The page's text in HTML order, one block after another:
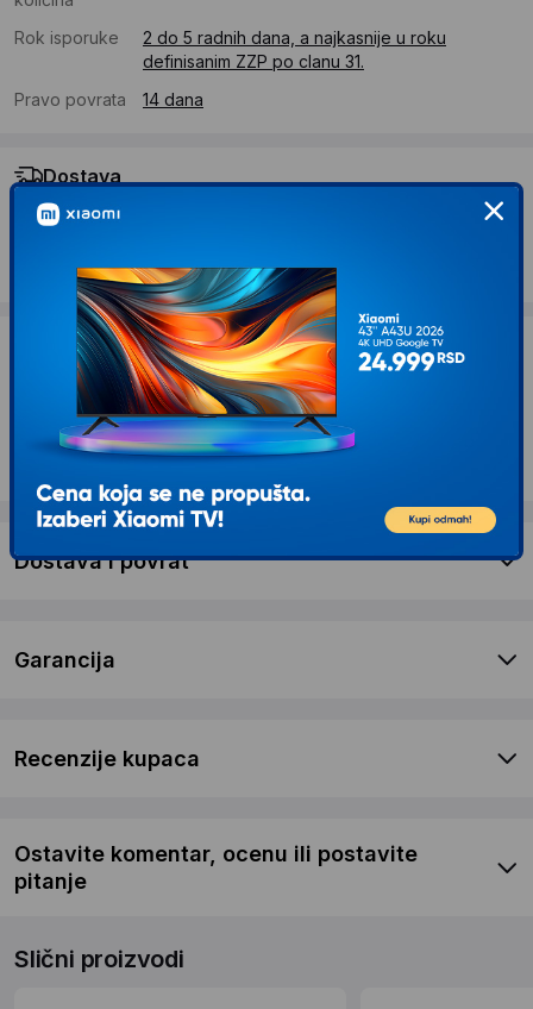
Rok isporuke
2 do 5 radnih dana, a najkasnije u roku
definisanim ZZP po clanu 31.
Pravo povrata
14 dana
Dostava
Standardna dostava se očekuje u roku od 2 do 5 radnih
Troskovi dostave 490 RSD
Želite li ponudu za firmu?
Kontaktirajte nas
Opis proizvoda GORENJE Blender BSM600E
Dostava i povrat
Garancija
Recenzije kupaca
Ostavite komentar, ocenu ili postavite
pitanje
Slični proizvodi